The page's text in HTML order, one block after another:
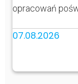
opracowań
07.08.2026